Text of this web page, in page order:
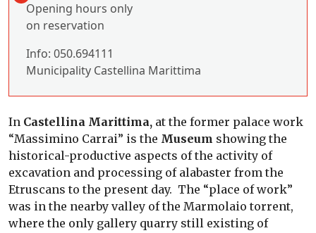
Opening hours only
on reservation
Info: 050.694111
Municipality Castellina Marittima
In Castellina Marittima, at the former palace work
“Massimino Carrai” is the Museum showing the
historical-productive aspects of the activity of
excavation and processing of alabaster from the
Etruscans to the present day. The “place of work”
was in the nearby valley of the Marmolaio torrent,
where the only gallery quarry still existing of